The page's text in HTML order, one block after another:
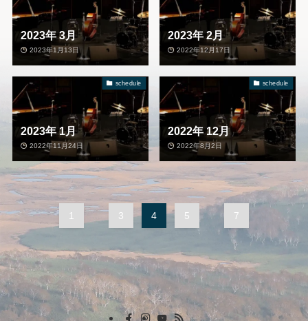
2023年 3月
2023年1月13日
2023年 2月
2022年12月17日
schedule
2023年 1月
2022年11月24日
schedule
2022年 12月
2022年8月2日
1 3 4 5 ... 7